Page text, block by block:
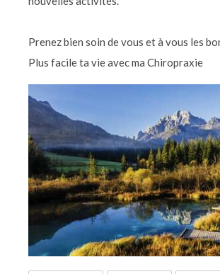
Prenez bien soin de vous et à vous les
Plus facile ta vie avec ma Chiropraxie